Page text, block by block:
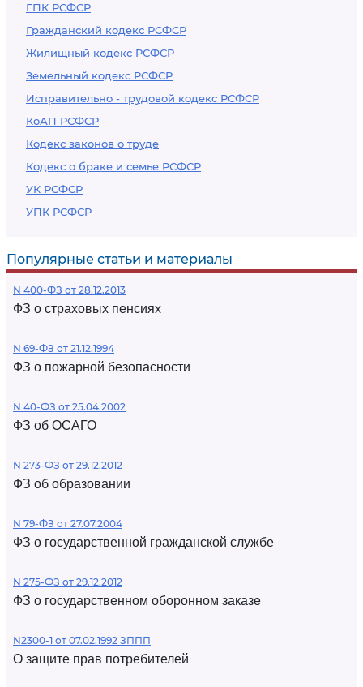
ГПК РСФСР
Гражданский кодекс РСФСР
Жилищный кодекс РСФСР
Земельный кодекс РСФСР
Исправительно - трудовой кодекс РСФСР
КоАП РСФСР
Кодекс законов о труде
Кодекс о браке и семье РСФСР
УК РСФСР
УПК РСФСР
Популярные статьи и материалы
N 400-ФЗ от 28.12.2013
ФЗ о страховых пенсиях
N 69-ФЗ от 21.12.1994
ФЗ о пожарной безопасности
N 40-ФЗ от 25.04.2002
ФЗ об ОСАГО
N 273-ФЗ от 29.12.2012
ФЗ об образовании
N 79-ФЗ от 27.07.2004
ФЗ о государственной гражданской службе
N 275-ФЗ от 29.12.2012
ФЗ о государственном оборонном заказе
N2300-1 от 07.02.1992 ЗППП
О защите прав потребителей